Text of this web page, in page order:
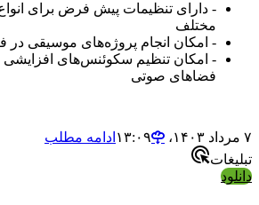
- دارای تنظیمات پیش فرض برای
مختلف
- امکان انجام پروژه‌های موسیقی در
- امکان تنظیم سکوئنس‌های افزایشی
فضاهای صوتی
۷ مرداد ۱۴۰۳،‏ ۱۳:۰۹
ادامه مطلب
تبلیغات
دانلود